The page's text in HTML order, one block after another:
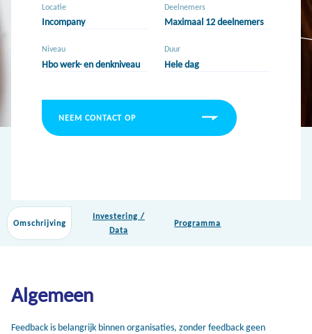
Locatie
Incompany
Deelnemers
Maximaal 12 deelnemers
Niveau
Hbo werk- en denkniveau
Duur
Hele dag
NEEM CONTACT OP
Omschrijving
Investering /
Data
Programma
Algemeen
Feedback is belangrijk binnen organisaties, zonder feedback geen